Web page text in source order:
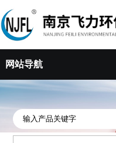
网站导航